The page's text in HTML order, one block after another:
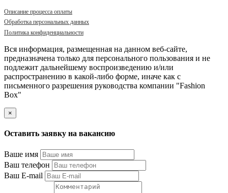
Описание процесса оплаты
Обработка персональных данных
Политика конфиденциальности
Вся информация, размещенная на данном веб-сайте,
предназначена только для персонального пользования и не
подлежит дальнейшему воспроизведению и/или
распространению в какой-либо форме, иначе как с
письменного разрешения руководства компании "Fashion
Box"
×
Оставить заявку на вакансию
Ваше имя
Ваш телефон
Ваш E-mail